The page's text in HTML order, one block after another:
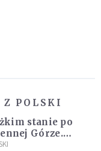
POLSKI
stanie po
Górze.
dwóch